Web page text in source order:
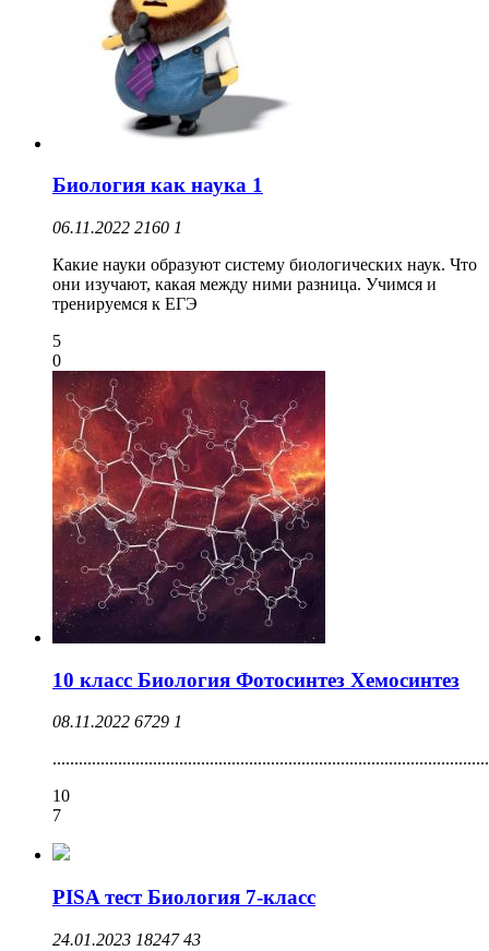
Биология как наука 1
06.11.2022 2160 1
Какие науки образуют систему биологических наук. Что
они изучают, какая между ними разница. Учимся и
тренируемся к ЕГЭ
5
0
10 класс Биология Фотосинтез Хемосинтез
08.11.2022 6729 1
10
7
PISA тест Биология 7-класс
24.01.2023 18247 43